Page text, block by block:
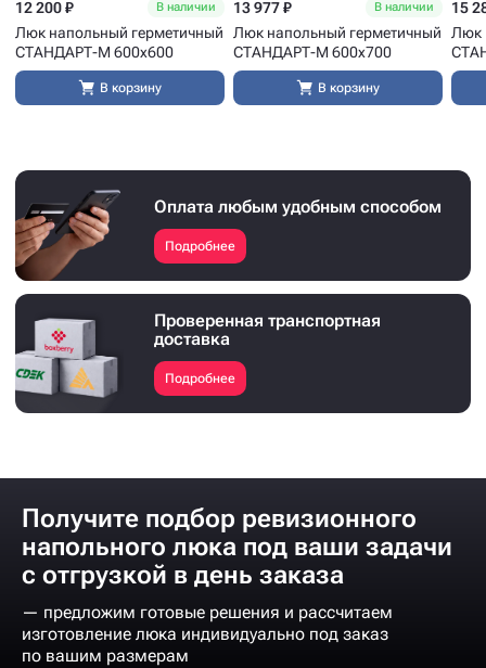
12 200 ₽ В наличии
Люк напольный герметичный
СТАНДАРТ-М 600x600
В корзину
13 977 ₽ В наличии
Люк напольный герметичный
СТАНДАРТ-М 600x700
В корзину
15
Люк
Оплата любым удобным способом
Подробнее
Проверенная транспортная
доставка
Подробнее
Получите подбор ревизионного
напольного люка под ваши задачи
с отгрузкой в день заказа
— предложим готовые решения и рассчитаем
изготовление люка индивидуально под заказ
по вашим размерам